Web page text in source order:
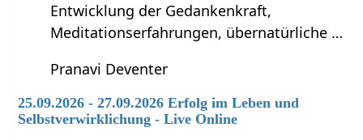
Entwicklung der Gedankenkraft,
Meditationserfahrungen, übernatürliche …
Pranavi Deventer
25.09.2026 - 27.09.2026 Erfolg im Leben und
Selbstverwirklichung - Live Online